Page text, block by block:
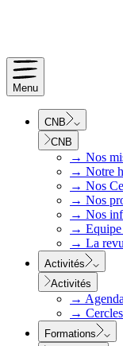
Menu
CNB
CNB
→ Nos
→ Notre
→ Nos
→ Nos
→ Nos
→ Equipe
→ La
Activités
Activités
→ Agenda
→ Cercles
Formations